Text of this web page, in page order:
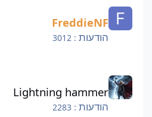
FreddieNF
הודעות : 3012
Lightning hammer
הודעות : 2283